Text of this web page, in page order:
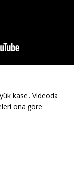
kase.. Videoda
ona göre